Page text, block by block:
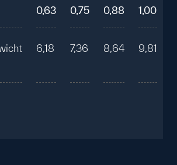
0,63
6,18
0,75
7,36
0,88
8,64
1,00
9,81